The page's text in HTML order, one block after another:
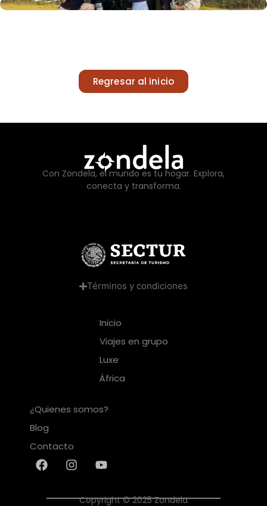
Regresar al inicio
Con Zondela, el mundo es tu hogar. Explora,
conecta y transforma.
Términos y condiciones
Inicio
Viajes en grupo
Luxe
África
¿Quienes somos?
Blog
Contacto
Copyright © 2025 Zondela